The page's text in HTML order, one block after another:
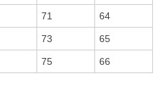
71 64
73 65
75 66